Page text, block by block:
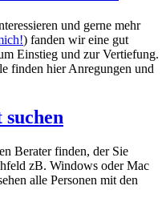
und gerne mehr
) fanden wir eine gut
Einstieg und zur Vertiefung.
finden hier Anregungen und
Berater finden, der Sie
zB. Windows oder Mac
alle Personen mit den